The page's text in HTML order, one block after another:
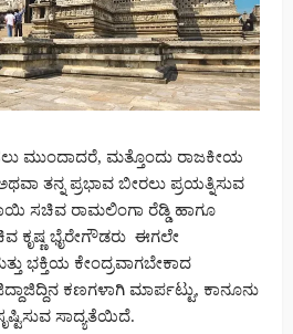
ಮುಂದಾದರೆ, ಮತ್ತೊಂದು ರಾಜಕೀಯ
ತನ್ನ ಪ್ರಭಾವ ಬೀರಲು ಪ್ರಯತ್ನಿಸುವ
ಸಚಿವ ರಾಮಲಿಂಗಾ ರೆಡ್ಡಿ ಹಾಗೂ
ಕೃಷ್ಣ ಭೈರೇಗೌಡರು ಈಗಲೇ
ಭಕ್ತಿಯ ಕೇಂದ್ರವಾಗಬೇಕಾದ
ಕಣಗಳಾಗಿ ಮಾರ್ಪಟ್ಟು, ಕಾನೂನು
ಸಾದ್ಯತೆಯಿದೆ.